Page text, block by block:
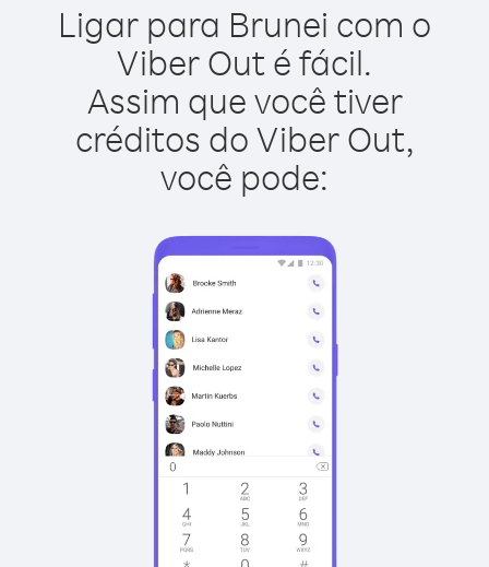
Ligar para Brunei com o
Viber Out é fácil.
Assim que você tiver
créditos do Viber Out,
você pode: